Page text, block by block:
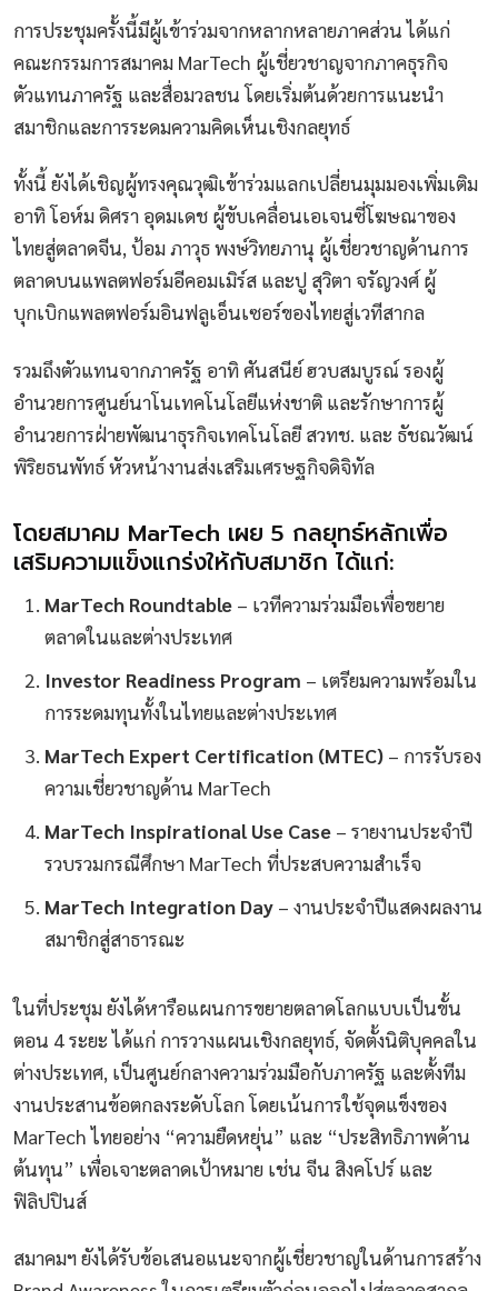
การประชุมครั้งนี้มีผู้เข้าร่วมจากหลากหลายภาคส่วน ได้แก่
คณะกรรมการสมาคม MarTech ผู้เชี่ยวชาญจากภาคธุรกิจ
ตัวแทนภาครัฐ และสื่อมวลชน โดยเริ่มต้นด้วยการแนะนำ
สมาชิกและการระดมความคิดเห็นเชิงกลยุทธ์
ทั้งนี้ ยังได้เชิญผู้ทรงคุณวุฒิเข้าร่วมแลกเปลี่ยนมุมมองเพิ่มเติม
อาทิ โอห์ม ดิศรา อุดมเดช ผู้ขับเคลื่อนเอเจนซี่โฆษณาของ
ไทยสู่ตลาดจีน, ป้อม ภาวุธ พงษ์วิทยภานุ ผู้เชี่ยวชาญด้านการ
ตลาดบนแพลตฟอร์มอีคอมเมิร์ส และปู สุวิตา จรัญวงศ์ ผู้
บุกเบิกแพลตฟอร์มอินฟลูเอ็นเซอร์ของไทยสู่เวทีสากล
รวมถึงตัวแทนจากภาครัฐ อาทิ ศันสนีย์ ฮวบสมบูรณ์ รองผู้
อำนวยการศูนย์นาโนเทคโนโลยีแห่งชาติ และรักษาการผู้
อำนวยการฝ่ายพัฒนาธุรกิจเทคโนโลยี สวทช. และ ธัชณวัฒน์
พิริยธนพัทธ์ หัวหน้างานส่งเสริมเศรษฐกิจดิจิทัล
โดยสมาคม MarTech เผย 5 กลยุทธ์หลักเพื่อ
เสริมความแข็งแกร่งให้กับสมาชิก ได้แก่:
MarTech Roundtable – เวทีความร่วมมือเพื่อขยาย
ตลาดในและต่างประเทศ
Investor Readiness Program – เตรียมความพร้อมใน
การระดมทุนทั้งในไทยและต่างประเทศ
MarTech Expert Certification (MTEC) – การรับรอง
ความเชี่ยวชาญด้าน MarTech
MarTech Inspirational Use Case – รายงานประจำปี
รวบรวมกรณีศึกษา MarTech ที่ประสบความสำเร็จ
MarTech Integration Day – งานประจำปีแสดงผลงาน
สมาชิกสู่สาธารณะ
ในที่ประชุม ยังได้หารือแผนการขยายตลาดโลกแบบเป็นขั้น
ตอน 4 ระยะ ได้แก่ การวางแผนเชิงกลยุทธ์, จัดตั้งนิติบุคคลใน
ต่างประเทศ, เป็นศูนย์กลางความร่วมมือกับภาครัฐ และตั้งทีม
งานประสานข้อตกลงระดับโลก โดยเน้นการใช้จุดแข็งของ
MarTech ไทยอย่าง “ความยืดหยุ่น” และ “ประสิทธิภาพด้าน
ต้นทุน” เพื่อเจาะตลาดเป้าหมาย เช่น จีน สิงคโปร์ และ
ฟิลิปปินส์
สมาคมฯ ยังได้รับข้อเสนอแนะจากผู้เชี่ยวชาญในด้านการสร้าง